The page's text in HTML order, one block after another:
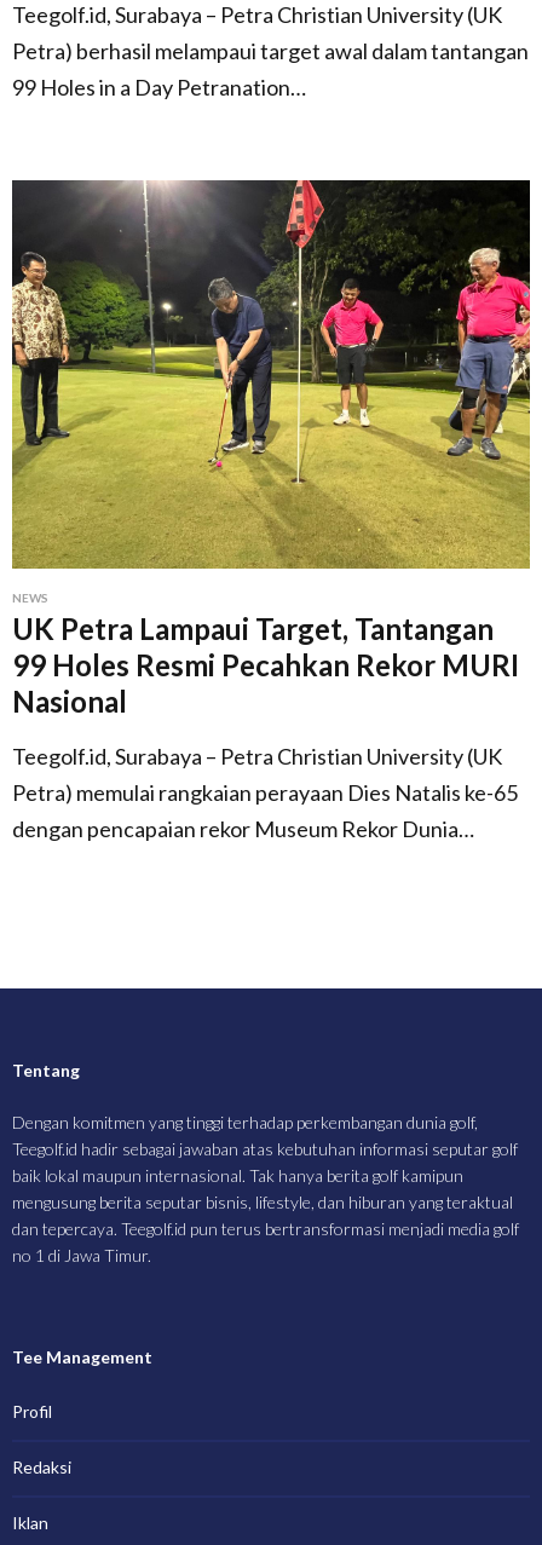
Teegolf.id, Surabaya – Petra Christian University (UK
Petra) berhasil melampaui target awal dalam tantangan
99 Holes in a Day Petranation…
NEWS
UK Petra Lampaui Target, Tantangan
99 Holes Resmi Pecahkan Rekor MURI
Nasional
Teegolf.id, Surabaya – Petra Christian University (UK
Petra) memulai rangkaian perayaan Dies Natalis ke-65
dengan pencapaian rekor Museum Rekor Dunia…
Tentang
Dengan komitmen yang tinggi terhadap perkembangan dunia golf,
Teegolf.id hadir sebagai jawaban atas kebutuhan informasi seputar golf
baik lokal maupun internasional. Tak hanya berita golf kamipun
mengusung berita seputar bisnis, lifestyle, dan hiburan yang teraktual
dan tepercaya. Teegolf.id pun terus bertransformasi menjadi media golf
no 1 di Jawa Timur.
Tee Management
Profil
Redaksi
Iklan